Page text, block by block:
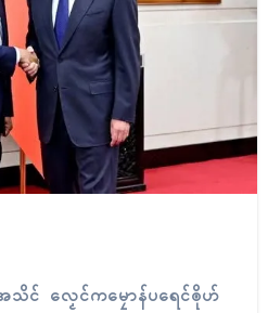
သိၚ် လၟေၚ်ကမၠောန်ပရေၚ်ၜိုဟ်